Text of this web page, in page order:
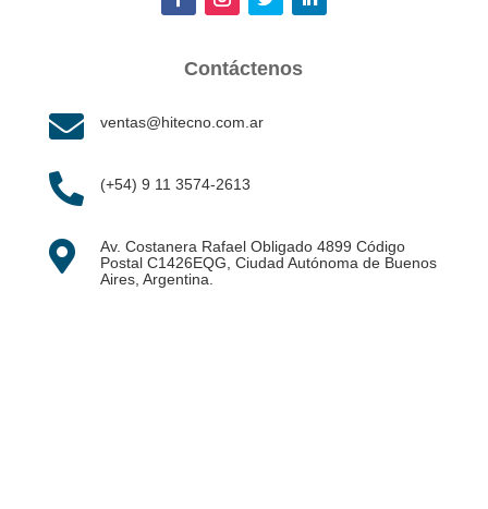
Contáctenos
 ventas@hitecno.com.ar
 (+54) 9 11 3574-2613

Av. Costanera Rafael Obligado 4899 Código
Postal C1426EQG, Ciudad Autónoma de Buenos
Aires, Argentina.